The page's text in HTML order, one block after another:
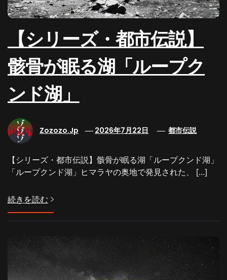
【シリーズ・都市伝説】
骸骨が眠る湖「ループク
ンド湖」
Zozozo.jp 2026年7月22日 都市伝説
【シリーズ・都市伝説】骸骨が眠る湖「ループクンド湖」
「ループクンド湖」ヒマラヤの奥地で発見された、 […]
続きを読む